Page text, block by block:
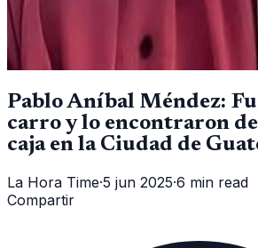
Pablo Aníbal Méndez:
carro y lo encontraron
caja en la Ciudad de
La Hora Time·5 jun 2025·6 min read
Compartir